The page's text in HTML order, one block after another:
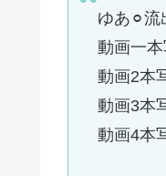
ゆあ⚪︎流
動画一
動画2本
動画3本
動画4本